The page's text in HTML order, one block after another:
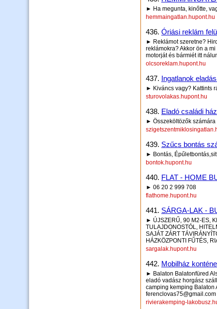
► Ha megunta, kinőtte,
hemmaingatlan.hupont.hu
436. Óriási reklám
► Reklámot szeretne?
reklámokra? Akkor ön a
motorját és bármiét itt
olcsoreklam.hupont.hu
437. Ingatlanok
► Kiváncs vagy? Kattints
sturovolakas.hupont.hu
438. Eladó családi
► Összeköltözők
439. Szűcs bontás
► Bontás,
bontok.hupont.hu
440. FLAT - HOME
► 06 20 2 999 708
flathome.hupont.hu
441. SÁRGA-LAK -
► ÚJSZERŰ, 90 M2-ES,
TULAJDONOSTÓL,
SAJÁT ZÁRT
HÁZKÖZPONTI FŰTÉS,
sargalak.hupont.hu
442. Mobilház
► Balaton Balatonfüred
eladó vadász horgász
camping kemping Balaton
ferenclovas75@gmail.com
rivierakemping-